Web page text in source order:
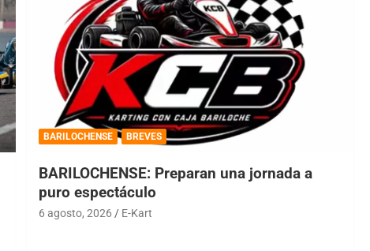
BARILOCHENSE BREVES
BARILOCHENSE: Preparan una jornada a
puro espectáculo
6 agosto, 2026 E-Kart